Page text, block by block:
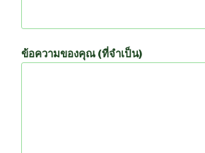
ข้อความของคุณ (ที่จำเป็น)